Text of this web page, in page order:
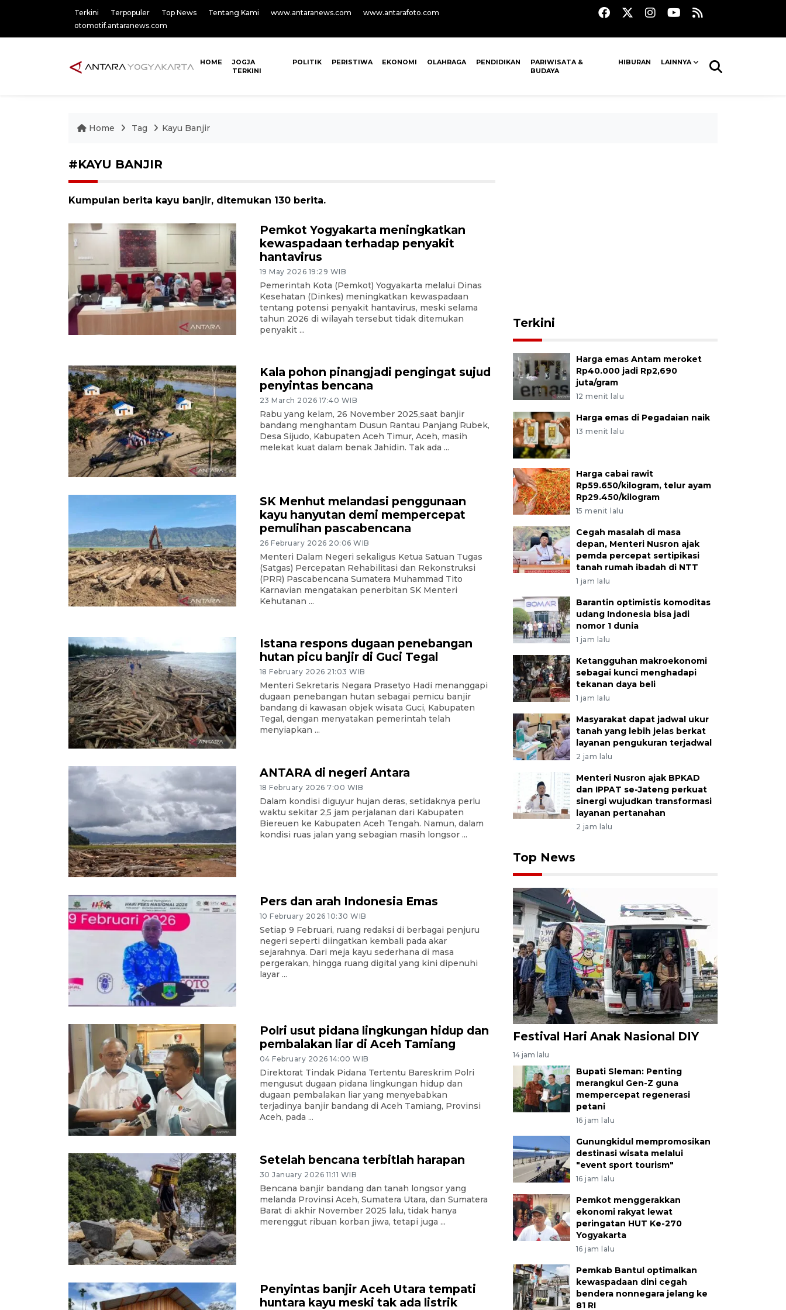
Terkini Terpopuler Top News Tentang Kami www.antaranews.com
www.antarafoto.com
otomotif.antaranews.com
HOME
JOGJA
TERKINI
POLITIK PERISTIWA EKONOMI OLAHRAGA PENDIDIKAN
PARIWISATA &
BUDAYA
HIBURAN LAINNYA
Home Tag Kayu Banjir
#KAYU BANJIR
Kumpulan berita kayu banjir, ditemukan 130 berita.
Pemkot Yogyakarta meningkatkan
kewaspadaan terhadap penyakit
hantavirus
19 May 2026 19:29 WIB
Pemerintah Kota (Pemkot) Yogyakarta melalui Dinas
Kesehatan (Dinkes) meningkatkan kewaspadaan
tentang potensi penyakit hantavirus, meski selama
tahun 2026 di wilayah tersebut tidak ditemukan
penyakit ...
Kala pohon pinangjadi pengingat sujud
penyintas bencana
23 March 2026 17:40 WIB
Rabu yang kelam, 26 November 2025,saat banjir
bandang menghantam Dusun Rantau Panjang Rubek,
Desa Sijudo, Kabupaten Aceh Timur, Aceh, masih
melekat kuat dalam benak Jahidin. Tak ada ...
SK Menhut melandasi penggunaan
kayu hanyutan demi mempercepat
pemulihan pascabencana
26 February 2026 20:06 WIB
Menteri Dalam Negeri sekaligus Ketua Satuan Tugas
(Satgas) Percepatan Rehabilitasi dan Rekonstruksi
(PRR) Pascabencana Sumatera Muhammad Tito
Karnavian mengatakan penerbitan SK Menteri
Kehutanan ...
Istana respons dugaan penebangan
hutan picu banjir di Guci Tegal
18 February 2026 21:03 WIB
Menteri Sekretaris Negara Prasetyo Hadi menanggapi
dugaan penebangan hutan sebagai pemicu banjir
bandang di kawasan objek wisata Guci, Kabupaten
Tegal, dengan menyatakan pemerintah telah
menyiapkan ...
ANTARA di negeri Antara
18 February 2026 7:00 WIB
Dalam kondisi diguyur hujan deras, setidaknya perlu
waktu sekitar 2,5 jam perjalanan dari Kabupaten
Biereuen ke Kabupaten Aceh Tengah. Namun, dalam
kondisi ruas jalan yang sebagian masih longsor ...
Pers dan arah Indonesia Emas
10 February 2026 10:30 WIB
Setiap 9 Februari, ruang redaksi di berbagai penjuru
negeri seperti diingatkan kembali pada akar
sejarahnya. Dari meja kayu sederhana di masa
pergerakan, hingga ruang digital yang kini dipenuhi
layar ...
Polri usut pidana lingkungan hidup dan
pembalakan liar di Aceh Tamiang
04 February 2026 14:00 WIB
Direktorat Tindak Pidana Tertentu Bareskrim Polri
mengusut dugaan pidana lingkungan hidup dan
dugaan pembalakan liar yang menyebabkan
terjadinya banjir bandang di Aceh Tamiang, Provinsi
Aceh, pada ...
Setelah bencana terbitlah harapan
30 January 2026 11:11 WIB
Bencana banjir bandang dan tanah longsor yang
melanda Provinsi Aceh, Sumatera Utara, dan Sumatera
Barat di akhir November 2025 lalu, tidak hanya
merenggut ribuan korban jiwa, tetapi juga ...
Penyintas banjir Aceh Utara tempati
huntara kayu meski tak ada listrik
Terkini
Harga emas Antam meroket
Rp40.000 jadi Rp2,690
juta/gram
12 menit lalu
Harga emas di Pegadaian naik
13 menit lalu
Harga cabai rawit
Rp59.650/kilogram, telur ayam
Rp29.450/kilogram
15 menit lalu
Cegah masalah di masa
depan, Menteri Nusron ajak
pemda percepat sertipikasi
tanah rumah ibadah di NTT
1 jam lalu
Barantin optimistis komoditas
udang Indonesia bisa jadi
nomor 1 dunia
1 jam lalu
Ketangguhan makroekonomi
sebagai kunci menghadapi
tekanan daya beli
1 jam lalu
Masyarakat dapat jadwal ukur
tanah yang lebih jelas berkat
layanan pengukuran terjadwal
2 jam lalu
Menteri Nusron ajak BPKAD
dan IPPAT se-Jateng perkuat
sinergi wujudkan transformasi
layanan pertanahan
2 jam lalu
Top News
Festival Hari Anak Nasional DIY
14 jam lalu
Bupati Sleman: Penting
merangkul Gen-Z guna
mempercepat regenerasi
petani
16 jam lalu
Gunungkidul mempromosikan
destinasi wisata melalui
"event sport tourism"
16 jam lalu
Pemkot menggerakkan
ekonomi rakyat lewat
peringatan HUT Ke-270
Yogyakarta
16 jam lalu
Pemkab Bantul optimalkan
kewaspadaan dini cegah
bendera nonnegara jelang ke
81 RI